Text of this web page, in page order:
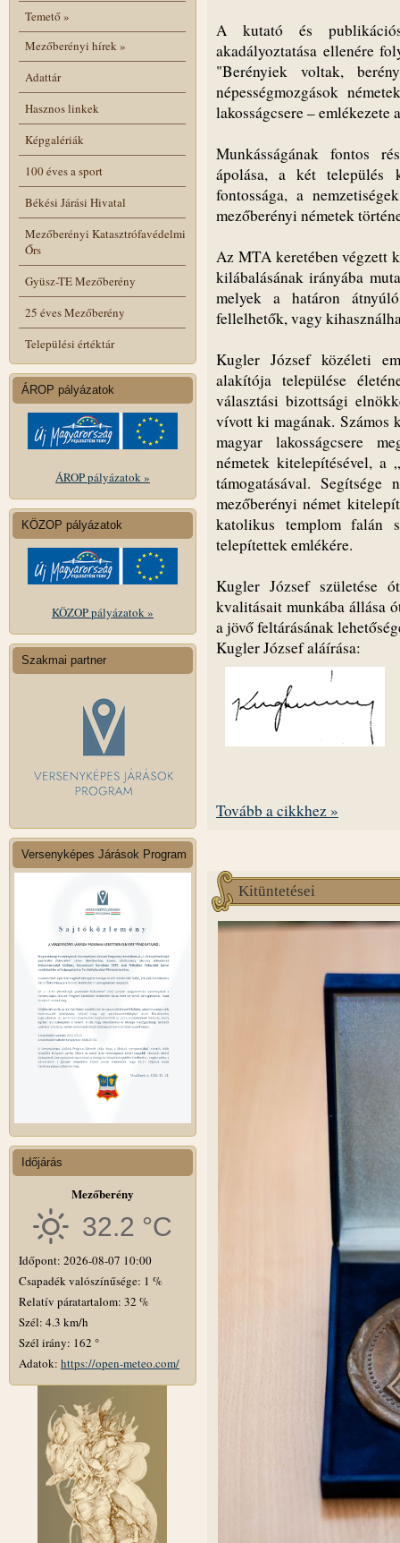
Temető»
Mezőberényi hírek»
Adattár
Hasznos linkek
Képgalériák
100 éves a sport
Békési Járási Hivatal
Mezőberényi Katasztrófavédelmi
Őrs
Gyüsz-TE Mezőberény
25 éves Mezőberény
Települési értéktár
ÁROP pályázatok
ÁROP pályázatok »
KÖZOP pályázatok
KÖZOP pályázatok »
Szakmai partner
Versenyképes Járások Program
Időjárás
Mezőberény
32.2 °C
Időpont: 2026-08-07 10:00
Csapadék valószínűsége: 1 %
Relatív páratartalom: 32 %
Szél: 4.3 km/h
Szél irány: 162 °
Adatok: https://open-meteo.com/
A kutató és
akadályoztatása ellenére
"Berényiek voltak,
népességmozgások
lakosságcsere – emlékezete
Munkásságának fontos
ápolása, a két település
fontossága, a
mezőberényi németek
Az MTA keretében végzett
kilábalásának irányába
melyek a határon
fellelhetők, vagy
Kugler József közéleti
alakítója települése
választási bizottsági
vívott ki magának. Számos
magyar lakosságcsere
németek kitelepítésével, a
támogatásával.
mezőberényi német
katolikus templom falán
telepítettek emlékére.
Kugler József születése
kvalitásait munkába állása
a jövő feltárásának
Kugler József aláírása:
Tovább a cikkhez »
Kitüntetései